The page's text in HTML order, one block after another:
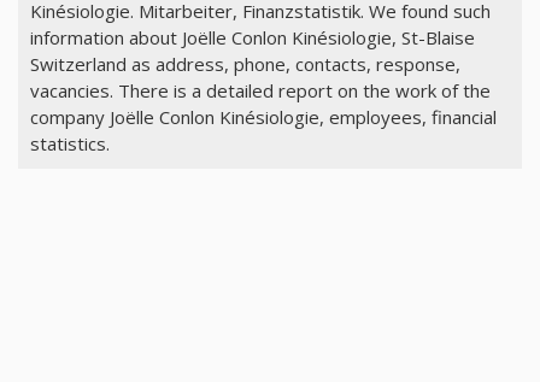
Kinésiologie. Mitarbeiter, Finanzstatistik. We found such
information about Joëlle Conlon Kinésiologie, St-Blaise
Switzerland as address, phone, contacts, response,
vacancies. There is a detailed report on the work of the
company Joëlle Conlon Kinésiologie, employees, financial
statistics.